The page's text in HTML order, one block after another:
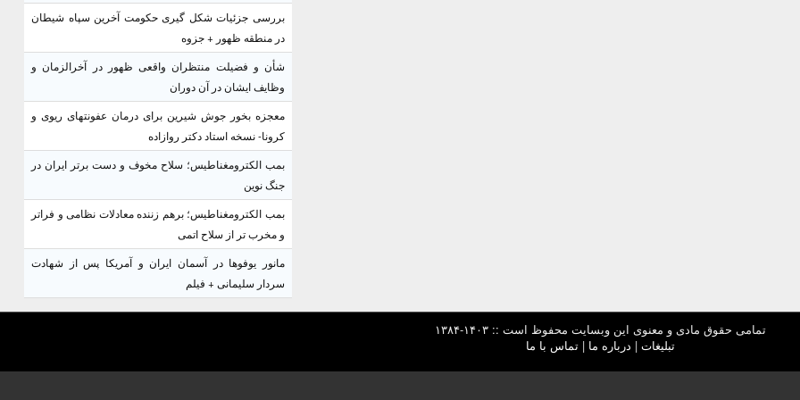
بررسی جزئیات شکل گیری حکومت آخرین سپاه شیطان
در منطقه ظهور + جزوه
شأن و فضیلت منتظران واقعی ظهور در آخرالزمان و
وظایف ایشان در آن دوران
معجزه بخور جوش شیرین برای درمان عفونتهای ریوی و
کرونا- نسخه استاد دکتر روازاده
بمب الکترومغناطیس؛ سلاح مخوف و دست برتر ایران در
جنگ نوین
بمب الکترومغناطیس؛ برهم زننده معادلات نظامی و فراتر
و مخرب تر از سلاح اتمی
مانور یوفوها در آسمان ایران و آمریکا پس از شهادت
سردار سلیمانی + فیلم
تمامی حقوق مادی و معنوی این وبسایت محفوظ است :: ۱۴۰۳-۱۳۸۴
تبلیغات | درباره ما |تماس با ما